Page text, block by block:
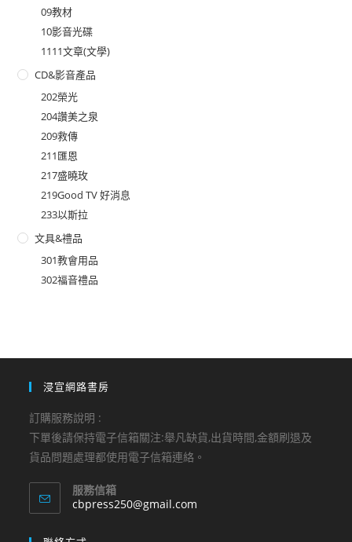
09教材
10影音光碟
1111文章(文學)
CD&影音產品
202榮光
204讚美之泉
209救傳
211匯恩
217盛曉玫
219Good TV 好消息
233以斯拉
文具&禮品
301教會用品
302福音禮品
浸宣網路書房
訂購服務說明 :
下單後請保持電子信箱關注:舉凡缺貨,出貨時間,金額刷退及
貨品問題處理都使用電子信箱連絡。
服務信箱
cbpress250@gmail.com